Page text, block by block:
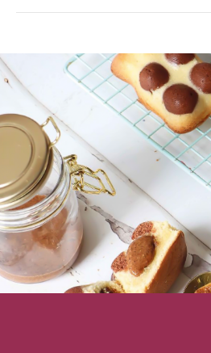
maïs, épaississant : E466, E407,
amidon modifié, correcteur
colorants : E133, E170 ;
Valeurs nutritionnelles pour 100g
: 1702 kJ – 402 kcal / matières
gras saturés : 4 g / glucides : 85 g
protéines : 0,2 g / sel : 0,2 g.
Allergènes : Peut contenir des
coques et dérivés
Sans Gluten et Sans OGM
Conserver le reste de la pâte
dans une boîte hermétique
Couleur susceptible de varier